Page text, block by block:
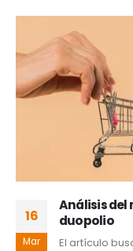
16
Mar
Análisis del
duopolio
El artículo